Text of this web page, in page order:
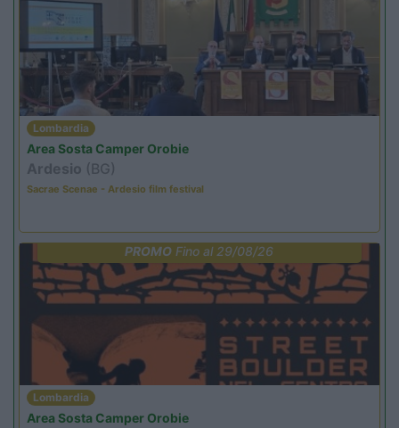
Lombardia
Area Sosta Camper Orobie
Ardesio (BG)
Sacrae Scenae - Ardesio film festival
PROMO Fino al 29/08/26
Lombardia
Area Sosta Camper Orobie